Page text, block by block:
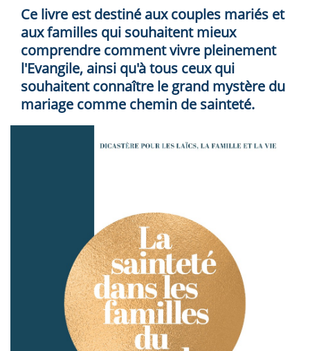
Ce livre est destiné aux couples mariés et
aux familles qui souhaitent mieux
comprendre comment vivre pleinement
l'Evangile, ainsi qu'à tous ceux qui
souhaitent connaître le grand mystère du
mariage comme chemin de sainteté.